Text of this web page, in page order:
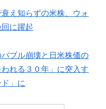
え知らずの米株、ウォ
に躍起
ブル崩壊と日米株価の
れる３０年」に突入す
」に